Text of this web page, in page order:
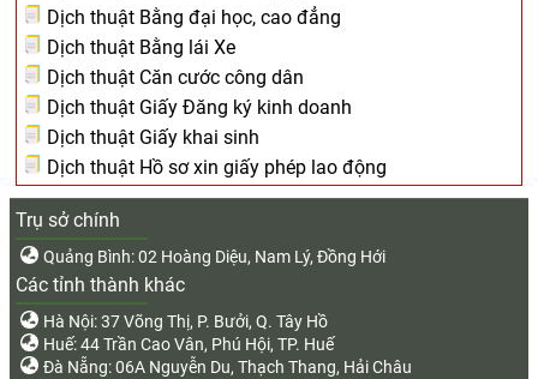
Dịch thuật Bằng đại học, cao đẳng
Dịch thuật Bằng lái Xe
Dịch thuật Căn cước công dân
Dịch thuật Giấy Đăng ký kinh doanh
Dịch thuật Giấy khai sinh
Dịch thuật Hồ sơ xin giấy phép lao động
Trụ sở chính
Quảng Bình: 02 Hoàng Diệu, Nam Lý, Đồng Hới
Các tỉnh thành khác
Hà Nội: 37 Võng Thị, P. Bưởi, Q. Tây Hồ
Huế: 44 Trần Cao Vân, Phú Hội, TP. Huế
Đà Nẵng: 06A Nguyễn Du, Thạch Thang, Hải Châu